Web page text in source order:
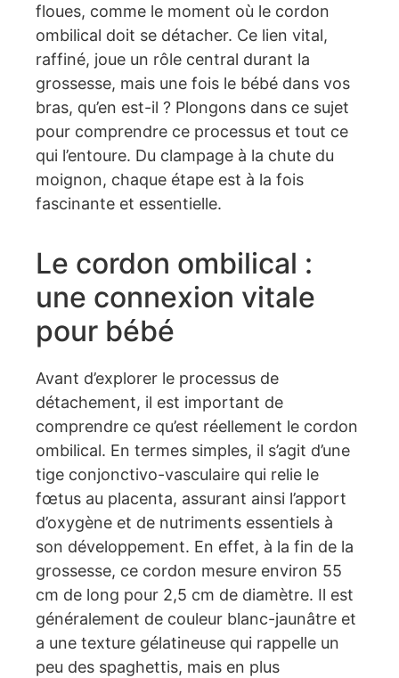
floues, comme le moment où le cordon
ombilical doit se détacher. Ce lien vital,
raffiné, joue un rôle central durant la
grossesse, mais une fois le bébé dans vos
bras, qu’en est-il ? Plongons dans ce sujet
pour comprendre ce processus et tout ce
qui l’entoure. Du clampage à la chute du
moignon, chaque étape est à la fois
fascinante et essentielle.
Le cordon ombilical :
une connexion vitale
pour bébé
Avant d’explorer le processus de
détachement, il est important de
comprendre ce qu’est réellement le cordon
ombilical. En termes simples, il s’agit d’une
tige conjonctivo-vasculaire qui relie le
fœtus au placenta, assurant ainsi l’apport
d’oxygène et de nutriments essentiels à
son développement. En effet, à la fin de la
grossesse, ce cordon mesure environ 55
cm de long pour 2,5 cm de diamètre. Il est
généralement de couleur blanc-jaunâtre et
a une texture gélatineuse qui rappelle un
peu des spaghettis, mais en plus